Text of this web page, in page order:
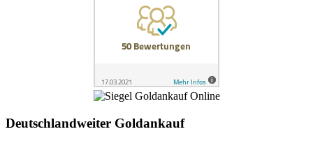
Deutschlandweiter Goldankauf